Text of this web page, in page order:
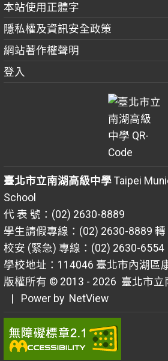
本站使用正體字
隱私權及資訊安全政策
網站著作權聲明
登入
臺北市立南湖高級中學Taipei
School
代 表 號：(02) 2630-8889
學生請假專線：(02) 2630-8889
校安 (緊急) 專線：(02) 2630-6554
學校地址：114046 臺北市內湖區
版權所有 © 2013 - 2026 臺北市立
| Power by NetView